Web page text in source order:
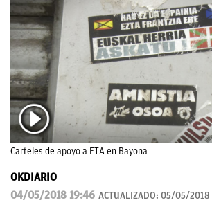
Carteles de apoyo a ETA en Bayona
OKDIARIO
04/05/2018 19:46 ACTUALIZADO: 05/05/2018